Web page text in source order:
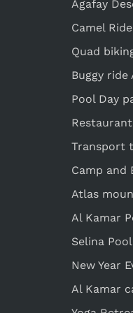
Agafay
Camel
Quad
Buggy ride
Pool Day
Transport
Camp and
Atlas
Al Kamar
Selina
New Year
Al Kamar